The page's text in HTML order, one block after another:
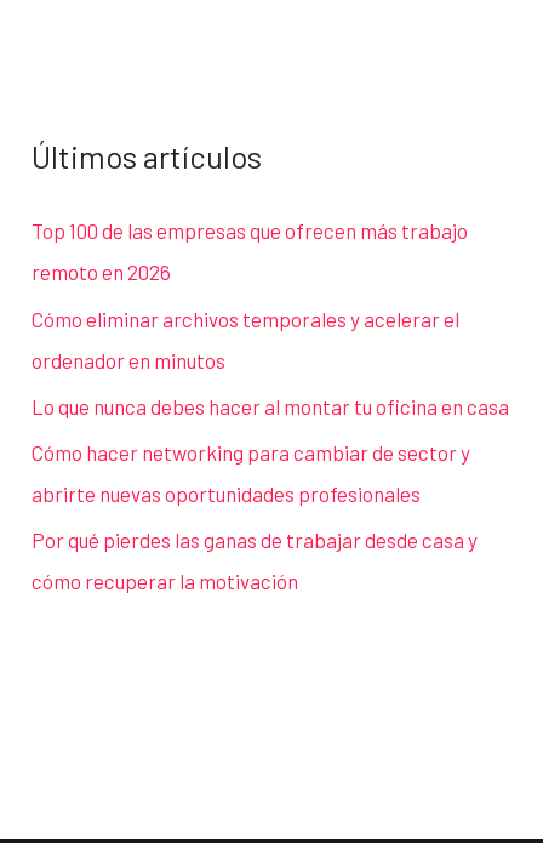
Últimos artículos
Top 100 de las empresas que ofrecen más trabajo
remoto en 2026
Cómo eliminar archivos temporales y acelerar el
ordenador en minutos
Lo que nunca debes hacer al montar tu oficina en casa
Cómo hacer networking para cambiar de sector y
abrirte nuevas oportunidades profesionales
Por qué pierdes las ganas de trabajar desde casa y
cómo recuperar la motivación